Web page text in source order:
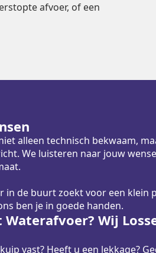
afvoer, of een
alleen technisch bekwaam,
We luisteren naar jouw
in de buurt zoekt voor een klein
ben je in goede handen.
Wij
vast? Heeft u een lekkage?